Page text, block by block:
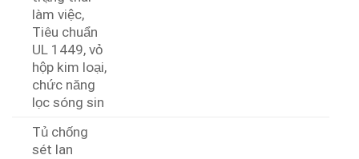
làm việc,
Tiêu chuẩn
UL 1449, vỏ
hộp kim loại,
chức năng
lọc sóng sin
Tủ chống
sét lan